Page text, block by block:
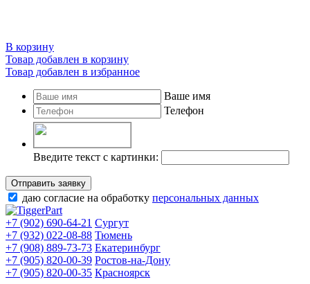
В корзину
Товар добавлен в корзину
Товар добавлен в избранное
Ваше имя
Телефон
Введите текст с картинки:
Отправить заявку
даю согласие на обработку персональных данных
+7 (902) 690-64-21 Сургут
+7 (932) 022-08-88 Тюмень
+7 (908) 889-73-73 Екатеринбург
+7 (905) 820-00-39 Ростов-на-Дону
+7 (905) 820-00-35 Красноярск